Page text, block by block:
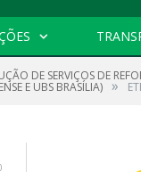
por:
DE SERVIÇOS DE
E UBS BRASÍLIA) »